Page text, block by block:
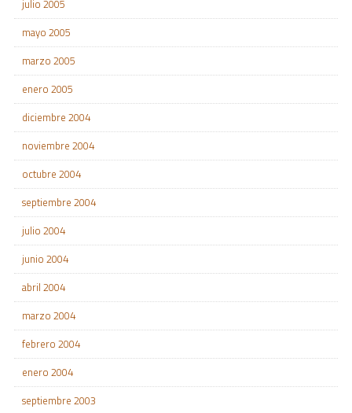
julio 2005
mayo 2005
marzo 2005
enero 2005
diciembre 2004
noviembre 2004
octubre 2004
septiembre 2004
julio 2004
junio 2004
abril 2004
marzo 2004
febrero 2004
enero 2004
septiembre 2003